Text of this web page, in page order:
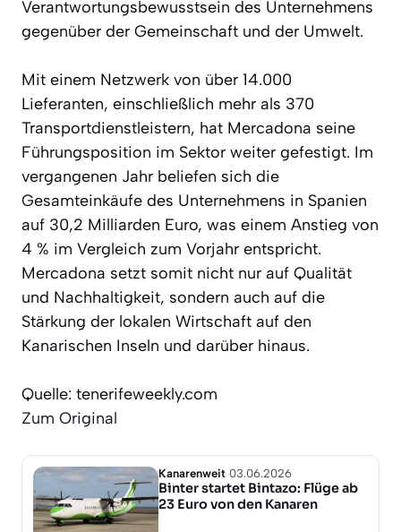
Verantwortungsbewusstsein des Unternehmens
gegenüber der Gemeinschaft und der Umwelt.
Mit einem Netzwerk von über 14.000
Lieferanten, einschließlich mehr als 370
Transportdienstleistern, hat Mercadona seine
Führungsposition im Sektor weiter gefestigt. Im
vergangenen Jahr beliefen sich die
Gesamteinkäufe des Unternehmens in Spanien
auf 30,2 Milliarden Euro, was einem Anstieg von
4 % im Vergleich zum Vorjahr entspricht.
Mercadona setzt somit nicht nur auf Qualität
und Nachhaltigkeit, sondern auch auf die
Stärkung der lokalen Wirtschaft auf den
Kanarischen Inseln und darüber hinaus.
Quelle: tenerifeweekly.com
Zum Original
Kanarenweit 03.06.2026
Binter startet Bintazo: Flüge ab
23 Euro von den Kanaren